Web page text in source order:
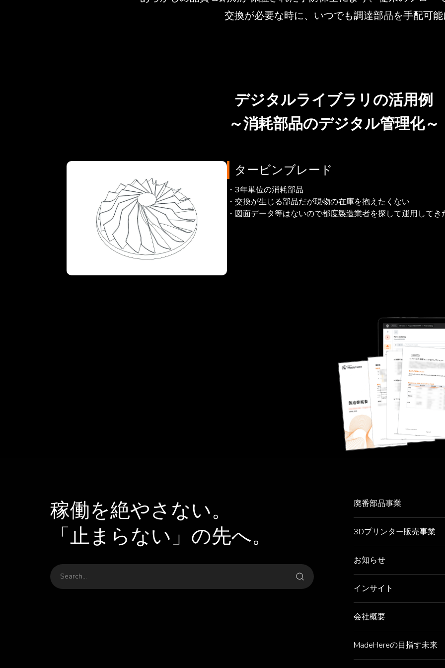
交換が必要な時に、いつでも調達部品を手配可
デジタルライブラリの活用例
～消耗部品のデジタル管理化～
タービンブレード
・3年単位の消耗部品
・交換が生じる部品だが現物の在庫を抱えたくない
・図面データ等はないので都度製造業者を探して運用してき
稼働を絶やさない。
「止まらない」の先へ。
廃番部品事業
3Dプリンター販売事業
お知らせ
インサイト
会社概要
MadeHereの目指す未来